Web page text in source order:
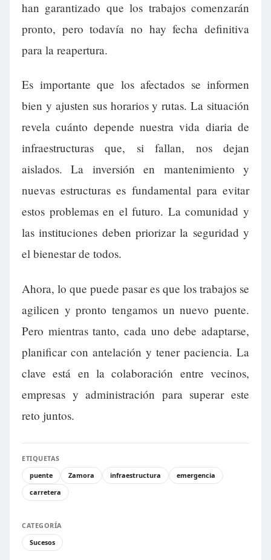
han garantizado que los trabajos comenzarán
pronto, pero todavía no hay fecha definitiva
para la reapertura.
Es importante que los afectados se informen
bien y ajusten sus horarios y rutas. La situación
revela cuánto depende nuestra vida diaria de
infraestructuras que, si fallan, nos dejan
aislados. La inversión en mantenimiento y
nuevas estructuras es fundamental para evitar
estos problemas en el futuro. La comunidad y
las instituciones deben priorizar la seguridad y
el bienestar de todos.
Ahora, lo que puede pasar es que los trabajos se
agilicen y pronto tengamos un nuevo puente.
Pero mientras tanto, cada uno debe adaptarse,
planificar con antelación y tener paciencia. La
clave está en la colaboración entre vecinos,
empresas y administración para superar este
reto juntos.
ETIQUETAS
puente
Zamora infraestructura
emergencia
carretera
CATEGORÍA
Sucesos